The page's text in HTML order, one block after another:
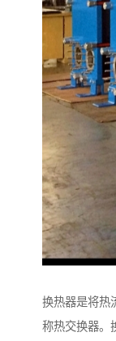
换热器是将热
称热交换器。